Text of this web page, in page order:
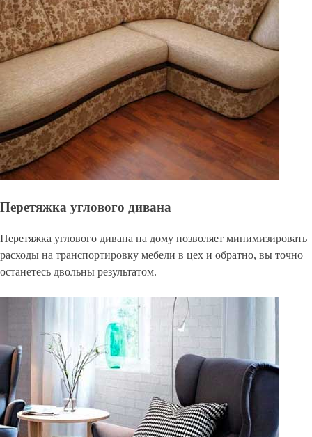
Перетяжка углового дивана
Перетяжка углового дивана на дому позволяет минимизировать
расходы на транспортировку мебели в цех и обратно, вы точно
останетесь двольны результатом.